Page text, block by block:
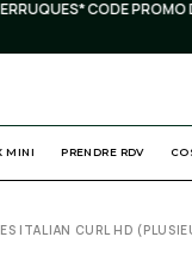
CODE PROMO
MINI PRENDRE RDV
ITALIAN CURL HD